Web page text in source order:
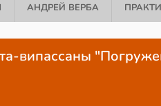
АНДРЕЙ ВЕРБА
випассаны